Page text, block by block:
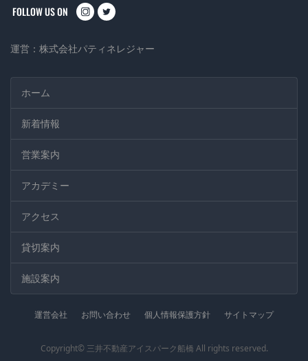
instagram
運営： 株式会社パティネレジャー
ホーム
新着情報
営業案内
アカデミー
アクセス
貸切案内
施設案内
運営会社 お問い合わせ 個人情報保護方針 サイトマップ
Copyright© 三井不動産アイスパーク船橋 All rights reserved.